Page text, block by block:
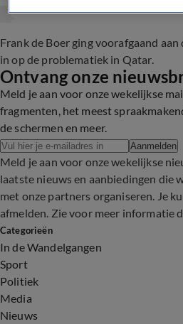
Frank de Boer ging voorafgaand
in op de problematiek in Qatar.
Ontvang onze
Meld je aan voor onze wekelijkse
fragmenten, het meest
de schermen en meer.
Aanmelden
Meld je aan voor onze wekelijkse
laatste nieuws en aanbiedingen die
met onze partners organiseren. Je
afmelden. Zie voor meer informatie
Categorieën
In de Wandelgangen
Sport
Politiek
Media
Nieuws